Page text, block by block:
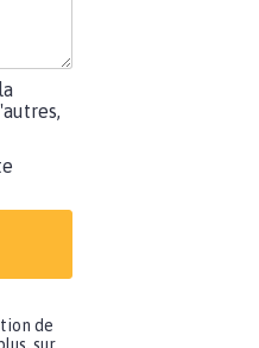
de